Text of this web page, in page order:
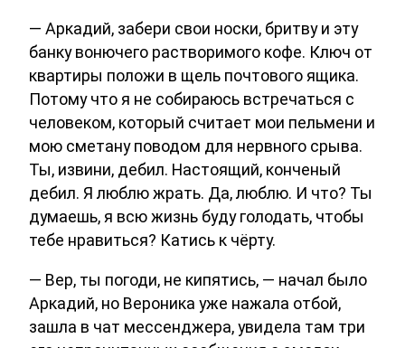
— Аркадий, забери свои носки, бритву и эту
банку вонючего растворимого кофе. Ключ от
квартиры положи в щель почтового ящика.
Потому что я не собираюсь встречаться с
человеком, который считает мои пельмени и
мою сметану поводом для нервного срыва.
Ты, извини, дебил. Настоящий, конченый
дебил. Я люблю жрать. Да, люблю. И что? Ты
думаешь, я всю жизнь буду голодать, чтобы
тебе нравиться? Катись к чёрту.
— Вер, ты погоди, не кипятись, — начал было
Аркадий, но Вероника уже нажала отбой,
зашла в чат мессенджера, увидела там три